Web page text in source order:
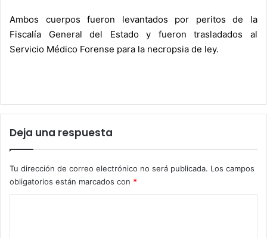
Ambos cuerpos fueron levantados por peritos de la
Fiscalía General del Estado y fueron trasladados al
Servicio Médico Forense para la necropsia de ley.
Deja una respuesta
Tu dirección de correo electrónico no será publicada. Los campos
obligatorios están marcados con *